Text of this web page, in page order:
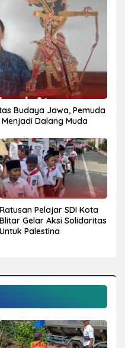
Budaya Jawa, Pemuda
Dalang Muda
Ratusan Pelajar SDI Kota
Blitar Gelar Aksi Solidaritas
Untuk Palestina